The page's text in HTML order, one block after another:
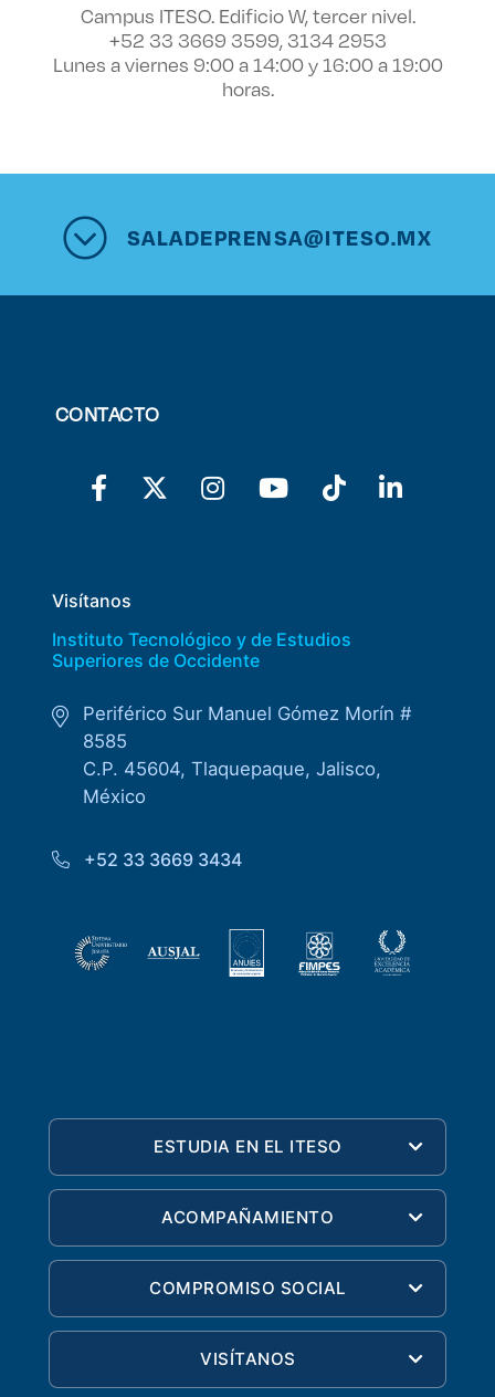
Campus ITESO. Edificio W, tercer nivel.
+52 33 3669 3599, 3134 2953
Lunes a viernes 9:00 a 14:00 y 16:00 a 19:00
horas.
SALADEPRENSA@ITESO.MX
CONTACTO
Visítanos
Instituto Tecnológico y de Estudios
Superiores de Occidente
Periférico Sur Manuel Gómez Morín #
8585
C.P. 45604, Tlaquepaque, Jalisco,
México
+52 33 3669 3434
ESTUDIA EN EL ITESO
ACOMPAÑAMIENTO
COMPROMISO SOCIAL
VISÍTANOS